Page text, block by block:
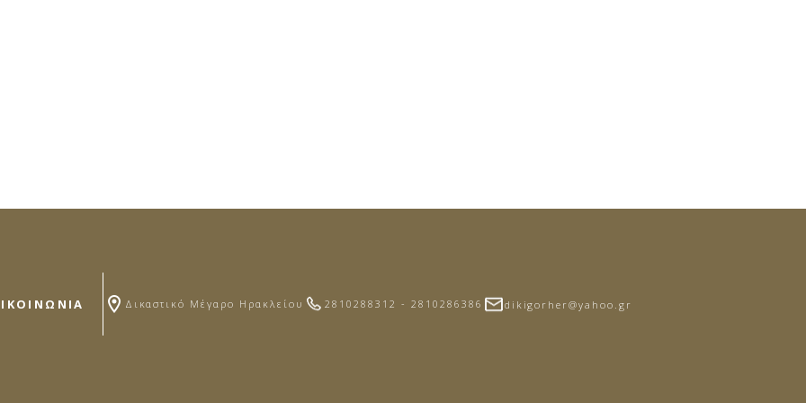
Δικαστικό Μέγαρο Ηρακλείου 2810288312 - 2810286386 dikigorher@yahoo.gr